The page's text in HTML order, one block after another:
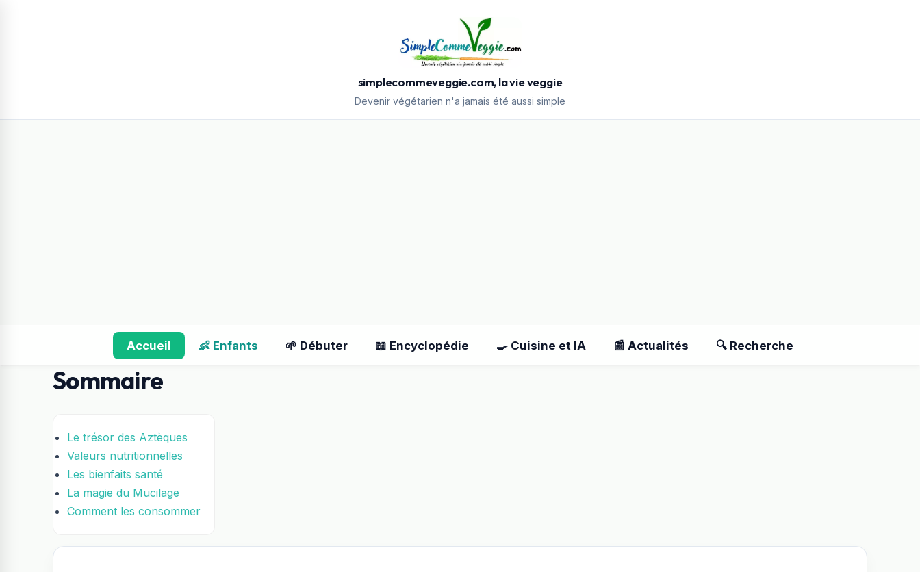
simplecommeveggie.com, la vie veggie
Devenir végétarien n'a jamais été aussi simple
Accueil 👶 Enfants 🌱 Débuter 📖 Encyclopédie 🍳 Cuisine et IA 📰 Actualités 🔍 Recherche
Sommaire
Le trésor des Aztèques
Valeurs nutritionnelles
Les bienfaits santé
La magie du Mucilage
Comment les consommer